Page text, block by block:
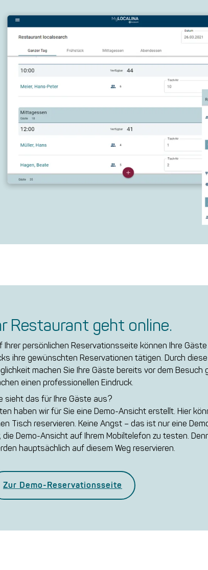
Restaurant geht online.
Ihrer persönlichen Reservationsseite können Ihre
ihre gewünschten Reservationen tätigen. Durch
machen Sie Ihre Gäste bereits vor dem Besuch
einen professionellen Eindruck.
sieht das für Ihre Gäste aus?
haben wir für Sie eine Demo-Ansicht erstellt. Hier
Tisch reservieren. Keine Angst – das ist nur eine
die Demo-Ansicht auf Ihrem Mobiltelefon zu testen.
hauptsächlich auf diesem Weg reservieren.
Zur Demo-Reservationsseite